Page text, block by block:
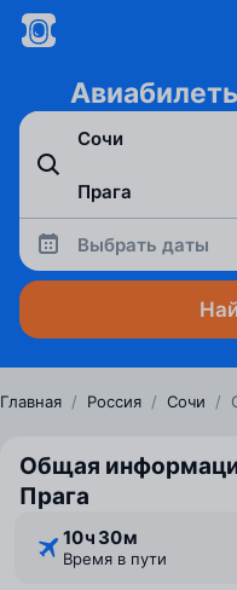
Выбрать даты
Главная / Россия / Сочи /
Общая
Прага
10 ⁠ч 30 ⁠м
Время в пути